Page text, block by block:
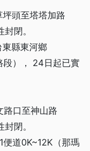
頭至塔塔加路
閉。
縣東河鄉
段）， 24日起已實
口至神山路
閉。
便道0K~12K（那瑪